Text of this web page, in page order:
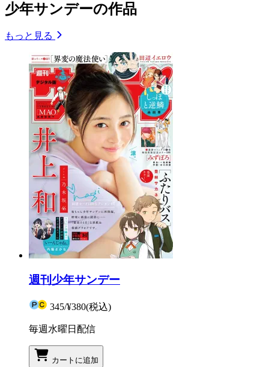
少年サンデーの作品
もっと見る
週刊少年サンデー
345/¥380(税込)
毎週水曜日配信
カートに追加